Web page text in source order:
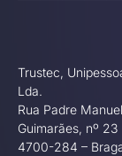
Trustec,
Lda.
Rua Padre Manuel
Guimarães, nº 23
4700-284 –